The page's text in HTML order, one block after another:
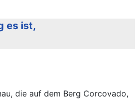
es ist,
die auf dem Berg Corcovado,